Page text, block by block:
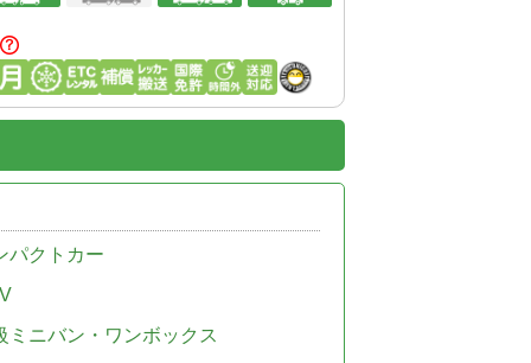
パクトカー
ミニバン・ワンボックス